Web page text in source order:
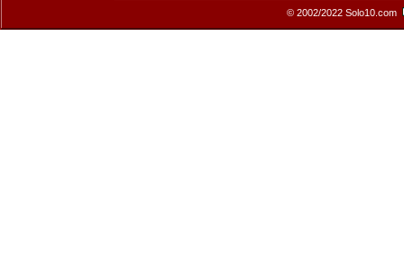
© 2002/2022 Solo10.com